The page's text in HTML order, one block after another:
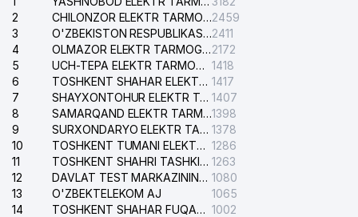
2
CHILONZOR ELEKTR TARMOG'I NOSOZLIK XIZMATI2459
3
O'ZBEKISTON RESPUBLIKASI BOSH PROKURATURASI ISHONCH TELEFONI2411
4
OLMAZOR ELEKTR TARMOG'I NOSOZLIKLARI XIZMATI2172
5
UCH-TEPA ELEKTR TARMOG'I NOSOZLIKLARI XIZMATI 1418
6
TOSHKENT SHAHAR ELEKTR TARMOQLARI KORXONASI AJ 1417
7
SHAYXONTOHUR ELEKTR TARMOG'I NOSOZLIKLARINI TUZATISH XIZMATI 1407
8
SAMARQAND ELEKTR TARMOQLARI AJ1398
9
SURXONDARYO ELEKTR TARMOQLARI AJ 1378
10
TOSHKENT TUMANI ELEKTR TARMOG'I AVARIYA XIZMATI 1286
11
TOSHKENT SHAHRI TASHKILOT TELEFONLARI HAQIDA MA'LUMOT BYUROSI 1263
12
DAVLAT TEST MARKAZINING ISHONCH TELEFONLARI 1080
13
O'ZBEKTELEKOM AJ
1065
14
TOSHKENT SHAHAR FUQAROLIK ISHLARI BO'YICHA SUDI 1002